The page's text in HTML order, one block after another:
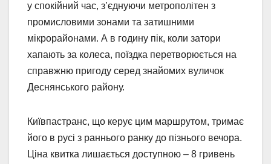
у спокійний час, з’єднуючи метрополітен з
промисловими зонами та затишними
мікрорайонами. А в годину пік, коли затори
хапають за колеса, поїздка перетворюється на
справжню пригоду серед знайомих вуличок
Деснянського району.
Київпастранс, що керує цим маршрутом, тримає
його в русі з раннього ранку до пізнього вечора.
Ціна квитка лишається доступною – 8 гривень